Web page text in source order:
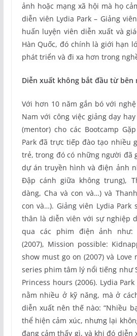
ảnh hoặc mạng xã hội mà họ
diễn viên Lydia Park – Giảng
huấn luyện viên diễn xuất và
Hàn Quốc, đó chính là giới hạn
phát triển và đi xa hơn trong
Diễn xuất không bắt đầu từ bên
Với hơn 10 năm gắn bó với
Nam với công việc giảng dạy
(mentor) cho các Bootcamp
Park đã trực tiếp đào tạo nhiều
trẻ, trong đó có những người đã
dự án truyền hình và điện ảnh
Đập cánh giữa không trung),
dàng, Cha và con và…) và
con và…). Giảng viên Lydia Park
thân là diễn viên với sự nghiệp
qua các phim điện ảnh như:
(2007), Mission possible:
show must go on (2007) và Love
series phim tâm lý nổi tiếng như
Princess hours (2006). Lydia
nằm nhiều ở kỹ năng, mà ở
diễn xuất nên thế nào: “Nhiều
thể hiện cảm xúc, nhưng lại
đang cảm thấy gì, và khi đó diễn